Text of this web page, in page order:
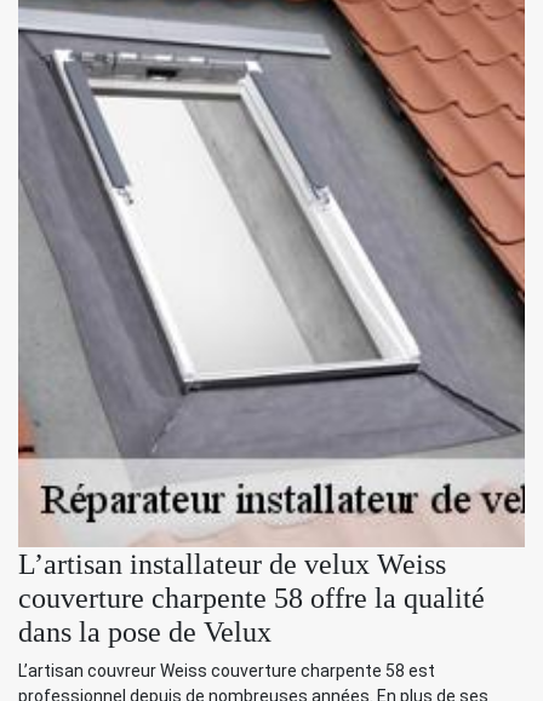
L’artisan installateur de velux Weiss
couverture charpente 58 offre la qualité
dans la pose de Velux
L’artisan couvreur Weiss couverture charpente 58 est
professionnel depuis de nombreuses années. En plus de ses